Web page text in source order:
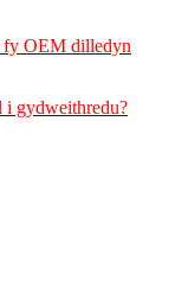
fy OEM dilledyn
i gydweithredu?